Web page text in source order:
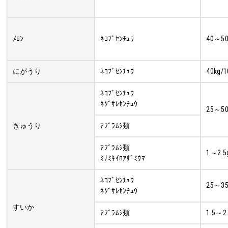
ﾒﾛﾝ ﾈｺﾌﾞｾﾝﾁｭｳ 40～
にがうり ﾈｺﾌﾞｾﾝﾁｭｳ 40kg/
きゅうり
ﾈｺﾌﾞｾﾝﾁｭｳ
ﾈｸﾞｻﾚｾﾝﾁｭｳ
25～
ｱﾌﾞﾗﾑｼ類
ｱﾌﾞﾗﾑｼ類
ﾐﾅﾐｷｲﾛｱｻﾞﾐｳﾏ
1～
すいか
ﾈｺﾌﾞｾﾝﾁｭｳ
ﾈｸﾞｻﾚｾﾝﾁｭｳ
25～
ｱﾌﾞﾗﾑｼ類 1.5～